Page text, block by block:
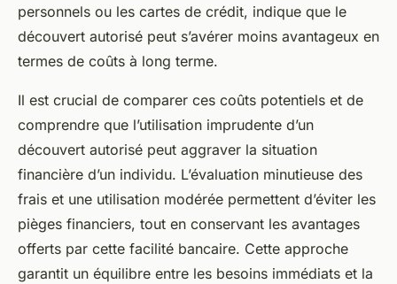
personnels ou les cartes de crédit, indique que le
découvert autorisé peut s’avérer moins avantageux en
termes de coûts à long terme.
Il est crucial de comparer ces coûts potentiels et de
comprendre que l’utilisation imprudente d’un
découvert autorisé peut aggraver la situation
financière d’un individu. L’évaluation minutieuse des
frais et une utilisation modérée permettent d’éviter les
pièges financiers, tout en conservant les avantages
offerts par cette facilité bancaire. Cette approche
garantit un équilibre entre les besoins immédiats et la